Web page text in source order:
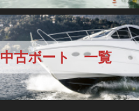
中古ボート 一覧